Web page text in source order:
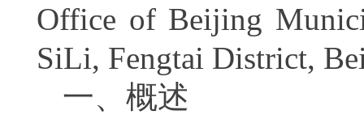
Office of Beijing
SiLi, Fengtai District,
一、 概述